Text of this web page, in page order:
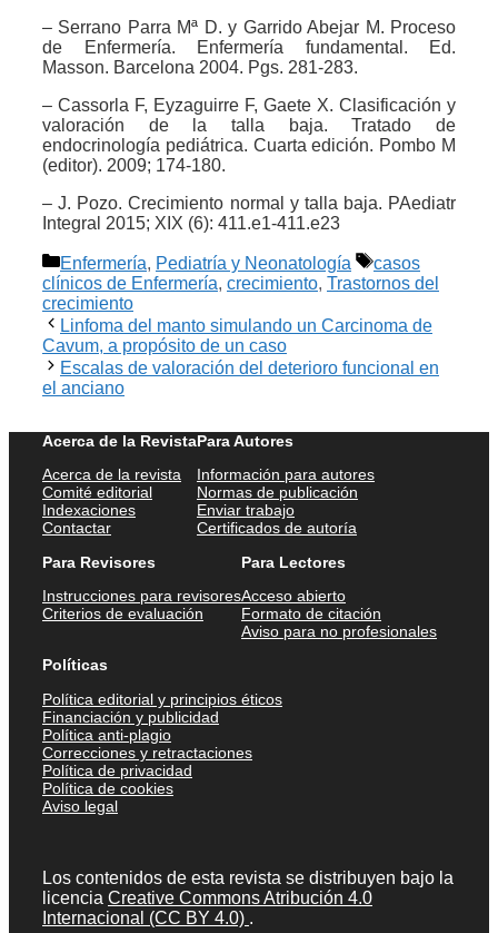
– Serrano Parra Mª D. y Garrido Abejar M. Proceso
de Enfermería. Enfermería fundamental. Ed.
Masson. Barcelona 2004. Pgs. 281-283.
– Cassorla F, Eyzaguirre F, Gaete X. Clasificación y
valoración de la talla baja. Tratado de
endocrinología pediátrica. Cuarta edición. Pombo M
(editor). 2009; 174-180.
– J. Pozo. Crecimiento normal y talla baja. PAediatr
Integral 2015; XIX (6): 411.e1-411.e23
Categorías
Enfermería, Pediatría y Neonatología Etiquetas
casos
clínicos de Enfermería, crecimiento, Trastornos del
crecimiento
Linfoma del manto simulando un Carcinoma de
Cavum, a propósito de un caso
Escalas de valoración del deterioro funcional en
el anciano
Acerca de la Revista
Acerca de la revista
Comité editorial
Indexaciones
Contactar
Para Autores
Información para autores
Normas de publicación
Enviar trabajo
Certificados de autoría
Para Revisores
Instrucciones para revisores
Criterios de evaluación
Para Lectores
Acceso abierto
Formato de citación
Aviso para no profesionales
Políticas
Política editorial y principios éticos
Financiación y publicidad
Política anti-plagio
Correcciones y retractaciones
Política de privacidad
Política de cookies
Aviso legal
Los contenidos de esta revista se distribuyen bajo la
licencia Creative Commons Atribución 4.0
Internacional (CC BY 4.0) .